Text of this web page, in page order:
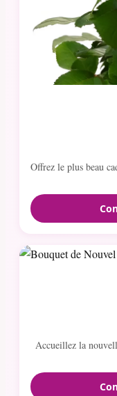
Offrez le plus beau
Accueillez la